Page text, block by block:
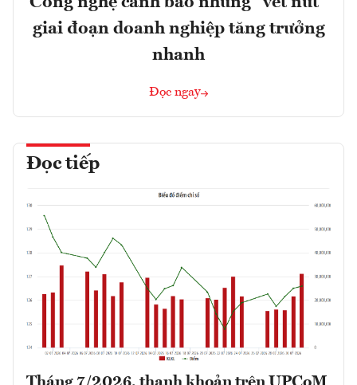
giai đoạn doanh nghiệp tăng trưởng
nhanh
Đọc ngay
Đọc tiếp